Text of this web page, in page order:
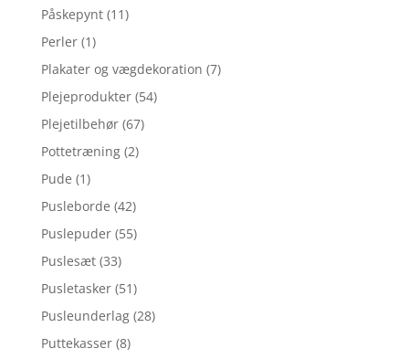
Påskepynt (11)
Perler (1)
Plakater og vægdekoration (7)
Plejeprodukter (54)
Plejetilbehør (67)
Pottetræning (2)
Pude (1)
Pusleborde (42)
Puslepuder (55)
Puslesæt (33)
Pusletasker (51)
Pusleunderlag (28)
Puttekasser (8)